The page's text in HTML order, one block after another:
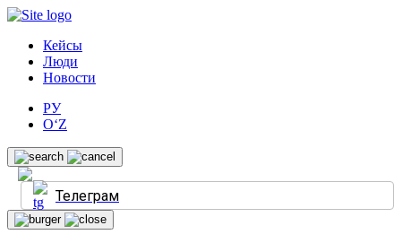
Кейсы
Люди
Новости
РУ
O‘Z
Телеграм